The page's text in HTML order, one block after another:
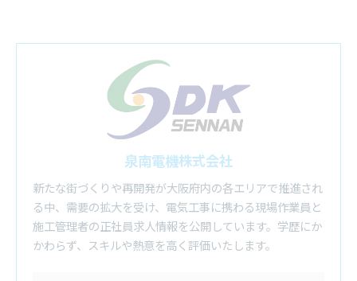
泉南電機株式会社
新たな街づくりや再開発が大阪府内の各エリアで推進され
る中、需要の拡大を受け、電気工事に携わる現場作業員と
施工管理者の正社員求人情報を公開しています。学歴にか
かわらず、スキルや熱意を高く評価いたします。